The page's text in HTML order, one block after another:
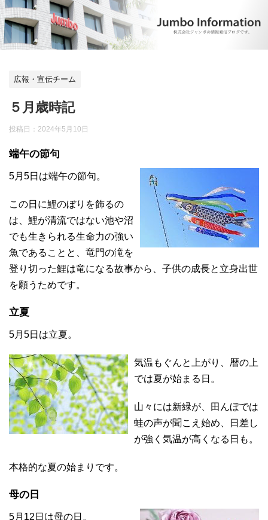
広報・宣伝チーム
５月歳時記
投稿日： 2024年5月10日
端午の節句
5月5日は端午の節句。
この日に鯉のぼりを飾るの
は、鯉が清流ではない池や沼
でも生きられる生命力の強い
魚であることと、竜門の滝を
登り切った鯉は竜になる故事から、子供の成長と立身出世
を願うためです。
立夏
5月5日は立夏。
気温もぐんと上がり、暦の上
では夏が始まる日。
山々には新緑が、田んぼでは
蛙の声が聞こえ始め、日差し
が強く気温が高くなる日も。
本格的な夏の始まりです。
母の日
5月12日は母の日。